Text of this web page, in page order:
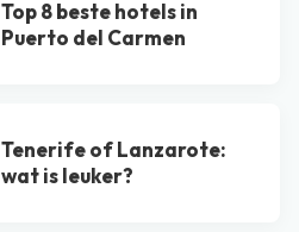
Top 8 beste hotels in
Puerto del Carmen
Tenerife of Lanzarote:
wat is leuker?